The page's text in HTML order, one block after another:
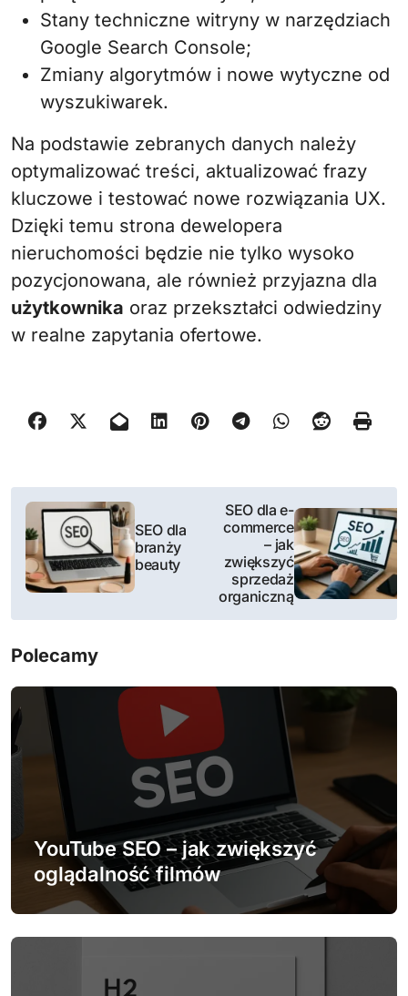
Stany techniczne witryny w narzędziach
Google Search Console;
Zmiany algorytmów i nowe wytyczne od
wyszukiwarek.
Na podstawie zebranych danych należy
optymalizować treści, aktualizować frazy
kluczowe i testować nowe rozwiązania UX.
Dzięki temu strona dewelopera
nieruchomości będzie nie tylko wysoko
pozycjonowana, ale również przyjazna dla
użytkownika oraz przekształci odwiedziny
w realne zapytania ofertowe.
N
w
i
g
a
c
j
i
s
SEO dla
branży
beauty
SEO dla e-
commerce
– jak
zwiększyć
sprzedaż
organiczną
Polecamy
YouTube SEO – jak zwiększyć
oglądalność filmów